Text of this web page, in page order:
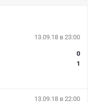
13.09.18 в 23:00
0
1
13.09.18 в 22:00